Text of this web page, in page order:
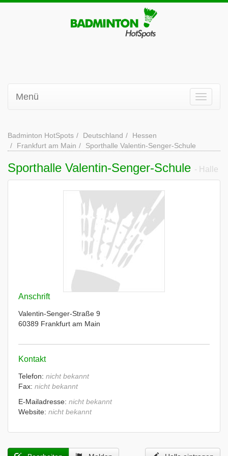
Menü
Badminton HotSpots Deutschland
Hessen
Frankfurt am Main
Sporthalle Valentin-Senger-Schule
Sporthalle Valentin-Senger-Schule - Halle
Anschrift
Valentin-Senger-Straße 9
60389 Frankfurt am Main
Kontakt
Telefon: nicht bekannt
Fax: nicht bekannt
E-Mailadresse: nicht bekannt
Website: nicht bekannt